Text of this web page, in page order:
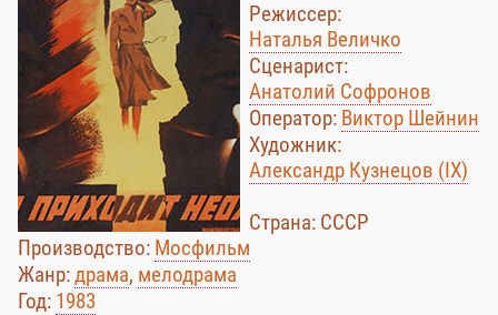
Режиссер:
Наталья Величко
Сценарист:
Анатолий Софронов
Оператор: Виктор Шейнин
Художник:
Александр Кузнецов (IX)
Страна: СССР
Производство: Мосфильм
Жанр:драма, мелодрама
Год: 1983